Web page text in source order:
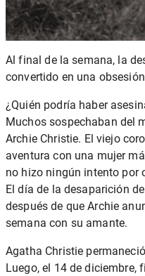
Al final de la semana, la
convertido en una
¿Quién podría haber
Muchos sospechaban del
Archie Christie. El viejo
aventura con una mujer
no hizo ningún intento por
El día de la desaparición
después de que Archie
semana con su amante.
Agatha Christie
Luego, el 14 de diciembre,